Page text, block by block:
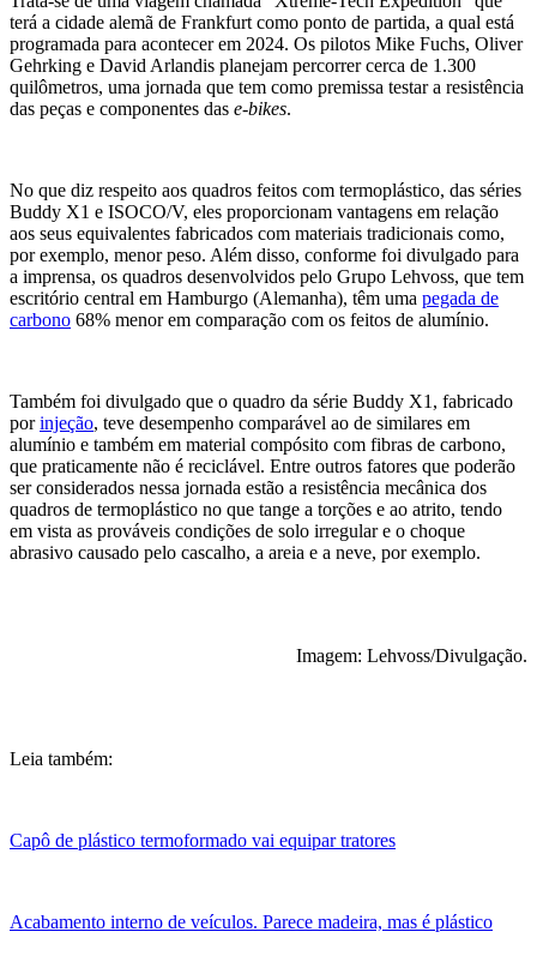
terá a cidade alemã de Frankfurt como ponto de partida, a qual está
programada para acontecer em 2024. Os pilotos Mike Fuchs, Oliver
Gehrking e David Arlandis planejam percorrer cerca de 1.300
quilômetros, uma jornada que tem como premissa testar a resistência
das peças e componentes das e-bikes.
No que diz respeito aos quadros feitos com termoplástico, das séries
Buddy X1 e ISOCO/V, eles proporcionam vantagens em relação
aos seus equivalentes fabricados com materiais tradicionais como,
por exemplo, menor peso. Além disso, conforme foi divulgado para
a imprensa, os quadros desenvolvidos pelo Grupo Lehvoss, que tem
escritório central em Hamburgo (Alemanha), têm uma pegada de
carbono 68% menor em comparação com os feitos de alumínio.
Também foi divulgado que o quadro da série Buddy X1, fabricado
porinjeção, teve desempenho comparável ao de similares em
alumínio e também em material compósito com fibras de carbono,
que praticamente não é reciclável. Entre outros fatores que poderão
ser considerados nessa jornada estão a resistência mecânica dos
quadros de termoplástico no que tange a torções e ao atrito, tendo
em vista as prováveis condições de solo irregular e o choque
abrasivo causado pelo cascalho, a areia e a neve, por exemplo.
Imagem: Lehvoss/Divulgação.
Leia também:
Capô de plástico termoformado vai equipar tratores
Acabamento interno de veículos. Parece madeira, mas é plástico